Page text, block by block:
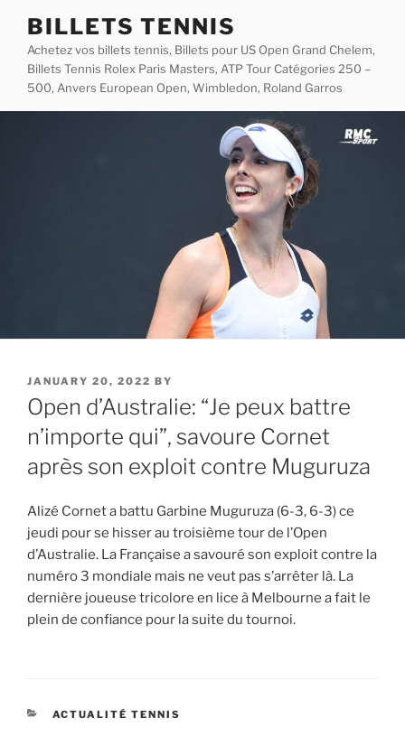
content
BILLETS TENNIS
Achetez vos billets tennis, Billets pour US Open Grand Chelem,
Billets Tennis Rolex Paris Masters, ATP Tour Catégories 250 –
500, Anvers European Open, Wimbledon, Roland Garros
POSTED
ON
JANUARY 20, 2022 BY
Open d’Australie: “Je peux battre
n’importe qui”, savoure Cornet
après son exploit contre Muguruza
Alizé Cornet a battu Garbine Muguruza (6-3, 6-3) ce
jeudi pour se hisser au troisième tour de l’Open
d’Australie. La Française a savouré son exploit contre la
numéro 3 mondiale mais ne veut pas s’arrêter là. La
dernière joueuse tricolore en lice à Melbourne a fait le
plein de confiance pour la suite du tournoi.
CATEGORIES
ACTUALITÉ TENNIS